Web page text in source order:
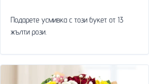
Подарете усмивка с този букет от 13
жълти рози.